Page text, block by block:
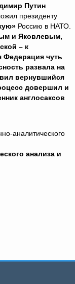
Путин
президенту
Россию в НАТО.
и Яковлевым,
– к
Федерация чуть
развала на
вернувшийся
довершил и
англосаксов
аналитического
анализа и